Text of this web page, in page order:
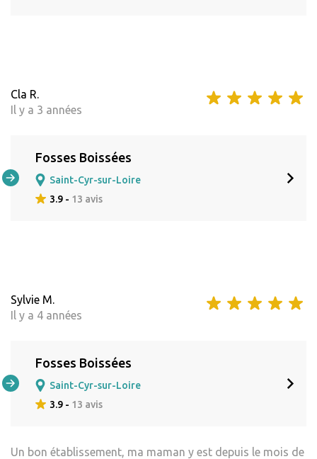
Cla R.
Il y a 3 années
Fosses Boissées
Saint-Cyr-sur-Loire
3.9 - 13 avis
Sylvie M.
Il y a 4 années
Fosses Boissées
Saint-Cyr-sur-Loire
3.9 - 13 avis
Un bon établissement, ma maman y est depuis le mois de